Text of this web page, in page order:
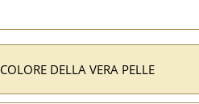
COLORE DELLA VERA PELLE